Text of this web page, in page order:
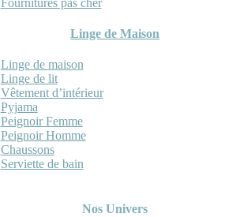
Linge de Maison
Linge de maison
Linge de lit
Vêtement d’intérieur
Pyjama
Peignoir Femme
Peignoir Homme
Chaussons
Serviette de bain
Nos Univers